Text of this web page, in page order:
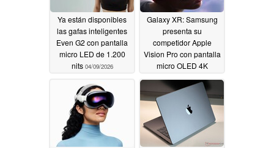
Ya están disponibles
las gafas inteligentes
Even G2 con pantalla
micro LED de 1.200
nits 04/09/2026
Galaxy XR: Samsung
presenta su
competidor Apple
Vision Pro con pantalla
micro OLED 4K
10/23/2025